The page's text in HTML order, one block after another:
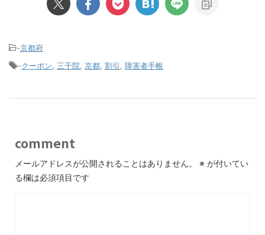
-京都府
-クーポン 三千院 京都 割引 障害者手帳
comment
メールアドレスが公開されることはありません。 ※ が付いてい
る欄は必須項目です